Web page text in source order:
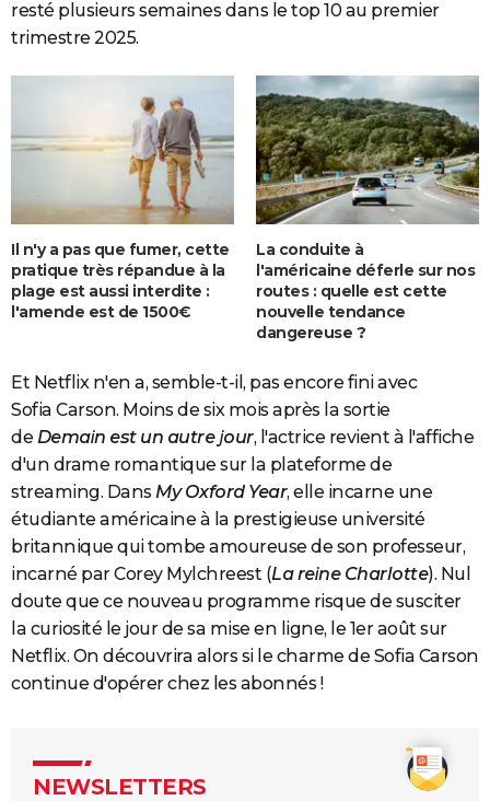
resté plusieurs semaines dans le top10 au premier
trimestre 2025.
Il n'y a pas que fumer, cette
pratique très répandue à la
plage est aussi interdite :
l'amende est de 1500€
La conduite à
l'américaine déferle sur nos
routes : quelle est cette
nouvelle tendance
dangereuse ?
Et Netflix n'en a, semble-t-il, pas encore fini avec
Sofia Carson. Moins de six mois après la sortie
de Demain est un autre jour, l'actrice revient à l'affiche
d'un drame romantique sur la plateforme de
streaming. Dans My Oxford Year, elle incarne une
étudiante américaine à la prestigieuse université
britannique qui tombe amoureuse de son professeur,
incarné par Corey Mylchreest (La reine Charlotte). Nul
doute que ce nouveau programme risque de susciter
la curiosité le jour de sa mise en ligne, le 1er août sur
Netflix. On découvrira alors si le charme de Sofia Carson
continue d'opérer chez les abonnés !
NEWSLETTERS